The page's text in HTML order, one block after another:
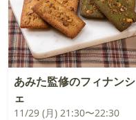
あみた監修のフィナンシ
ェ
11/29 (月) 21:30〜22:30